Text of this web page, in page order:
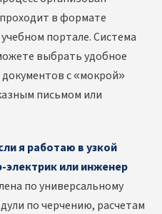
в формате
портале. Система
выбрать удобное
с «мокрой»
письмом или
я работаю в узкой
или инженер
по универсальному
по черчению, расчетам